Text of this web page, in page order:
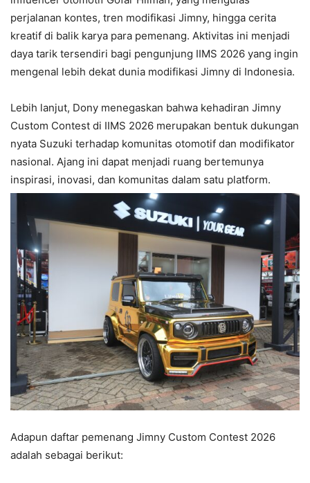
perjalanan kontes, tren modifikasi Jimny, hingga cerita
kreatif di balik karya para pemenang. Aktivitas ini menjadi
daya tarik tersendiri bagi pengunjung IIMS 2026 yang ingin
mengenal lebih dekat dunia modifikasi Jimny di Indonesia.
Lebih lanjut, Dony menegaskan bahwa kehadiran Jimny
Custom Contest di IIMS 2026 merupakan bentuk dukungan
nyata Suzuki terhadap komunitas otomotif dan modifikator
nasional. Ajang ini dapat menjadi ruang bertemunya
inspirasi, inovasi, dan komunitas dalam satu platform.
Adapun daftar pemenang Jimny Custom Contest 2026
adalah sebagai berikut: